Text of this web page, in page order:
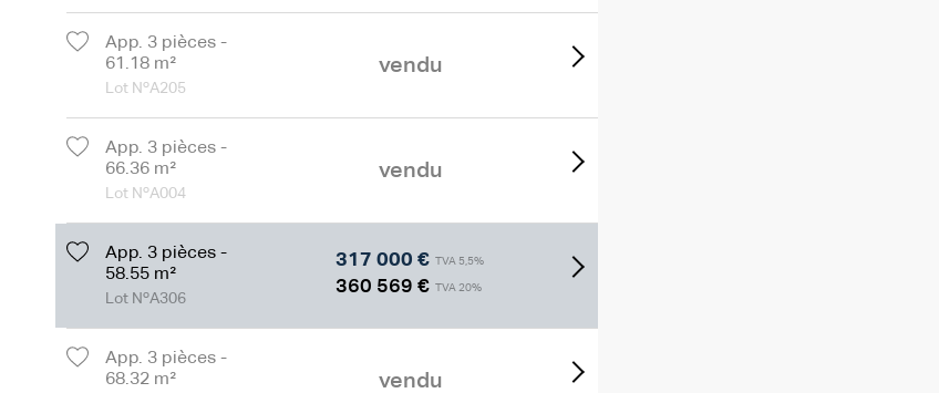
App. 3 pièces -
61.18 m²
Lot NºA205
vendu
App. 3 pièces -
66.36 m²
Lot NºA004
vendu
App. 3 pièces -
58.55 m²
Lot NºA306
317 000 € TVA 5,5%
360 569 € TVA 20%
App. 3 pièces -
68.32 m²
vendu